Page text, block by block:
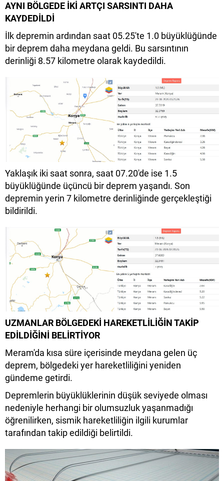
AYNI BÖLGEDE İKİ ARTÇI SARSINTI DAHA
KAYDEDİLDİ
İlk depremin ardından saat 05.25'te 1.0 büyüklüğünde
bir deprem daha meydana geldi. Bu sarsıntının
derinliği 8.57 kilometre olarak kaydedildi.
Yaklaşık iki saat sonra, saat 07.20'de ise 1.5
büyüklüğünde üçüncü bir deprem yaşandı. Son
depremin yerin 7 kilometre derinliğinde gerçekleştiği
bildirildi.
UZMANLAR BÖLGEDEKİ HAREKETLİLİĞİN TAKİP
EDİLDİĞİNİ BELİRTİYOR
Meram'da kısa süre içerisinde meydana gelen üç
deprem, bölgedeki yer hareketliliğini yeniden
gündeme getirdi.
Depremlerin büyüklüklerinin düşük seviyede olması
nedeniyle herhangi bir olumsuzluk yaşanmadığı
öğrenilirken, sismik hareketliliğin ilgili kurumlar
tarafından takip edildiği belirtildi.